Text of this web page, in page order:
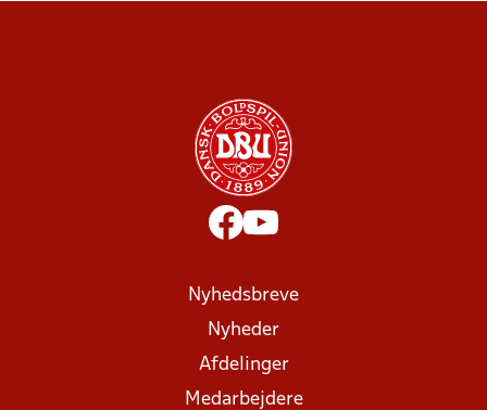
Nyhedsbreve
Nyheder
Afdelinger
Medarbejdere